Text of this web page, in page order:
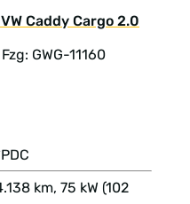
Fzg: GWG-11160
km, 75 kW (102